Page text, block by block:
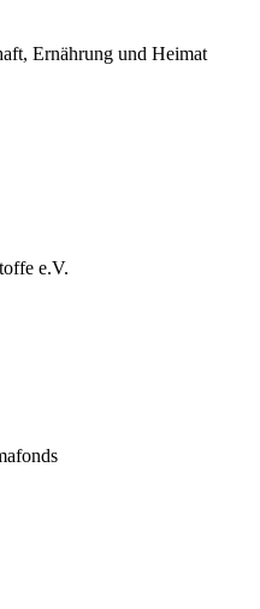
Ernährung und Heimat
e.V.